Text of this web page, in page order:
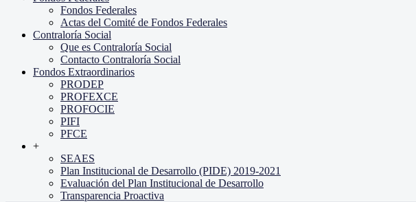
Fondos Federales
Actas del Comité de Fondos Federales
Contraloría Social
Que es Contraloría Social
Contacto Contraloría Social
Fondos Extraordinarios
PRODEP
PROFEXCE
PROFOCIE
PIFI
PFCE
+
SEAES
Plan Institucional de Desarrollo (PIDE) 2019-2021
Evaluación del Plan Institucional de Desarrollo
Transparencia Proactiva